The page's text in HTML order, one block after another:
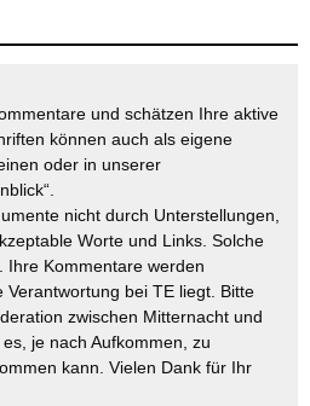
und schätzen Ihre aktive
können auch als eigene
oder in unserer
nicht durch Unterstellungen,
Worte und Links. Solche
Ihre Kommentare werden
bei TE liegt. Bitte
zwischen Mitternacht und
je nach Aufkommen, zu
kann. Vielen Dank für Ihr